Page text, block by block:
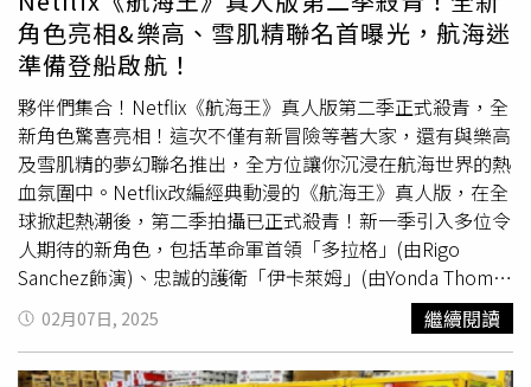
隆限定版) SPF50+ PA++++運用草本植物的力量，保濕、抗
老化、修護肌膚同時美白肌膚，保護肌膚不受紫外線傷害。
添加的三種薏仁配方能充分潤澤還能幫皮膚保濕提亮！凝乳
更添加大幅度活動也能完美服貼的延展性薄膜，運動或是進
行一些休閒活動時，即使動作很大也能讓防曬緊緊服貼不脫
落，持續最高防護力。雪肌精 輕水感UV防曬乳(航海王索隆
限定版) SPF50+ PA++++ 60g／750元（圖／品牌提供）防
曬乳推薦：雪肌精 漾活低敏UV全效防禦乳(航海王 喬巴限定
版)SPF50+ PA+++開架通路販售的是喬巴瓶身的雪肌精漾活
低敏UV全效防禦乳，也是敏弱肌專屬的防禦乳，無添加紫
外線吸收劑、酒精、PARABEN類防腐劑、香料、色素等，
大大降低刺激性，不論是敏肌人還是醫美術後特殊時期，都
能安心溫和的保護肌膚！且具抗老化同時修護陽光受損及抵
校正效果，提供兩款色選：薰衣草紫能修飾蠟黃膚色，讓肌
膚更顯冷白感。玫瑰粉能校正暗沉膚色，使肌膚粉嫩透亮。
加上擁有12 小時持妝力，幫助底妝更貼妝、不浮粉，並隱
形毛孔。只要單擦即可提升肌膚透亮感，後續上妝更服
貼。 M·A·C 超漾光高防曬妝前乳SPF50+/PA+++（薰衣草
紫） 30ml/1,800元（圖/品牌提供）M·A·C 超漾光高防曬
妝前乳SPF50+/PA+++（玫瑰粉，薰衣草紫） 30ml/1,800元
（圖/品牌提供）3. 雪肌精輕水感 UV 防曬乳（航海王聯名
版）SPF50+/PA++++ 共三款2025年，雪肌精與日本超人氣
動漫《航海王》聯手推出限定版防曬系列，將魯夫、索隆與
的經典形象融入瓶身設計，讓粉絲們在防曬的同時，也
能感受到航海王的冒險精神。本次聯名防曬系列包含三款產
品，滿足不同膚質與防曬需求，讓你無論是日常通勤、運動
角色亮相&樂高、雪肌精聯名首曝光，航海迷
準備登船啟航！
夥伴們集合！Netflix《航海王》真人版第二季正式殺青，全
新角色驚喜亮相！這次不僅有新冒險等著大家，還有與樂高
及雪肌精的夢幻聯名推出，全方位讓你沉浸在航海世界的熱
血氛圍中。Netflix改編經典動漫的《航海王》真人版，在全
球掀起熱潮後，第二季拍攝已正式殺青！新一季引入多位令
人期待的新角色，包括革命軍首領「多拉格」(由Rigo
Sanchez飾演)、忠誠的護衛「伊卡萊姆」(由Yonda Thomas
飾演)，以及人氣反派「沙漠之王」克洛克達爾(由Joe
Manganiello飾演)等，相信這些角色的登場將進一步拓展
《航海王》宇宙，帶來更加緊張刺激的冒險旅程。（圖／取
02月07日, 2025 繼續閱讀